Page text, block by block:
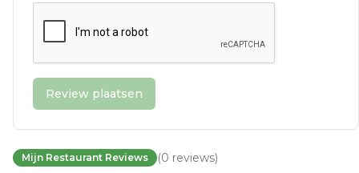
Review plaatsen
Mijn Restaurant Reviews (0 reviews)